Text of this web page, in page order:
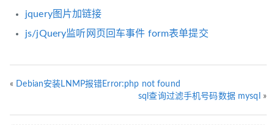
jquery图片加链接
js/jQuery监听网页回车事件 form表单提交
«
Debian安装LNMP报错Error:php not found
sql查询过滤手机号码数据 mysql
»